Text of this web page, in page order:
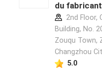
du fabricant
2nd Floor,
Building, No.
Zouqu Town,
Changzhou
5.0